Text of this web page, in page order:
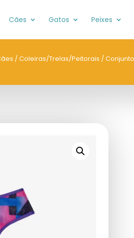
Cães Gatos Peixes
/Coleiras/Trelas/Peitorais /